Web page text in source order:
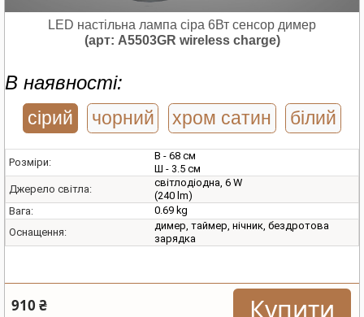
LED настільна лампа сіра 6Вт сенсор димер
(арт: A5503GR wireless charge)
В наявності:
сірий чорний хром сатин білий
Розміри:
В - 68 см
Ш - 3.5 см
Джерело світла:
світлодіодна, 6 W
(240 lm)
Вага:
0.69 kg
Оснащення:
димер, таймер, нічник, бездротова
зарядка
910 ₴ Купити